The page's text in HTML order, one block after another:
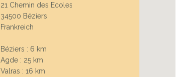
21 Chemin des Ecoles
34500 Béziers
Frankreich
Béziers : 6 km
Agde : 25 km
Valras : 16 km